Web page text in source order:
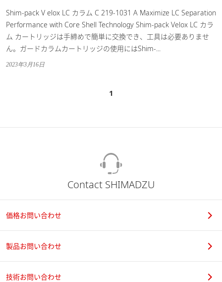
Shim-pack V elox LC カラム C 219-1031 A Maximize LC Separation
Performance with Core Shell Technology Shim-pack Velox LC カラ
ム カートリッジは手締めで簡単に交換でき、工具は必要ありませ
ん。ガードカラムカートリッジの使用にはShim-...
2023年3月16日
1
Contact SHIMADZU
価格お問い合わせ
製品お問い合わせ
技術お問い合わせ